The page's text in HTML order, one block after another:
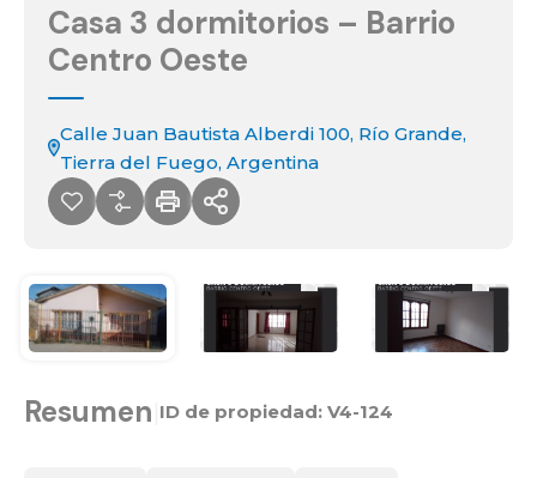
Casa 3 dormitorios – Barrio
Centro Oeste
Calle Juan Bautista Alberdi 100, Río Grande,
Tierra del Fuego, Argentina
Resumen ID de propiedad: V4-124